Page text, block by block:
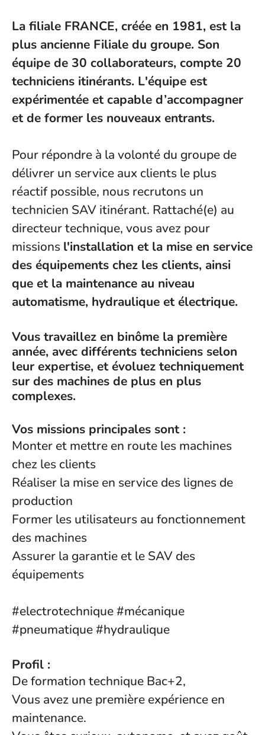
La filiale FRANCE, créée en 1981, est la
plus ancienne Filiale du groupe. Son
équipe de 30 collaborateurs, compte 20
techniciens itinérants. L'équipe est
expérimentée et capable d’accompagner
et de former les nouveaux entrants.
Pour répondre à la volonté du groupe de
délivrer un service aux clients le plus
réactif possible, nous recrutons un
technicien SAV itinérant. Rattaché(e) au
directeur technique, vous avez pour
missions l'installation et la mise en service
des équipements chez les clients, ainsi
que et la maintenance au niveau
automatisme, hydraulique et électrique.
Vous travaillez en binôme la première
année, avec différents techniciens selon
leur expertise, et évoluez techniquement
sur des machines de plus en plus
complexes.
Vos missions principales sont :
Monter et mettre en route les machines
chez les clients
Réaliser la mise en service des lignes de
production
Former les utilisateurs au fonctionnement
des machines
Assurer la garantie et le SAV des
équipements
#electrotechnique #mécanique
#pneumatique #hydraulique
Profil :
De formation technique Bac+2,
Vous avez une première expérience en
maintenance.